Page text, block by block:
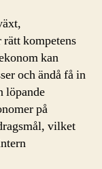
kompetens
kan
och ändå få in
löpande
på
vilket